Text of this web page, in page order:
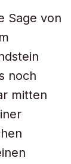
Sage von
noch
mitten